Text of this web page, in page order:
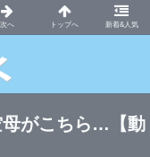
新着&人気
速報VIP
母がこちら…【動